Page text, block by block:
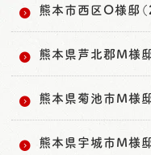
熊本市西区O様邸
熊本県芦北郡M様
熊本県菊池市M様
熊本県宇城市M様